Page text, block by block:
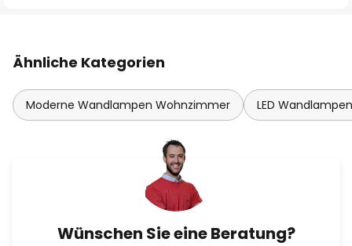
Ähnliche Kategorien
Moderne Wandlampen Wohnzimmer LED
Wünschen Sie eine Beratung?